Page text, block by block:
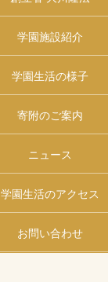
学園施設紹介
学園生活の様子
寄附のご案内
ニュース
学園生活のアクセス
お問い合わせ